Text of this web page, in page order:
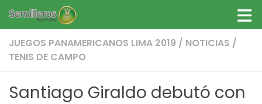
Saltar al contenido
JUEGOS PANAMERICANOS LIMA 2019 / NOTICIAS /
TENIS DE CAMPO
Santiago Giraldo debutó con